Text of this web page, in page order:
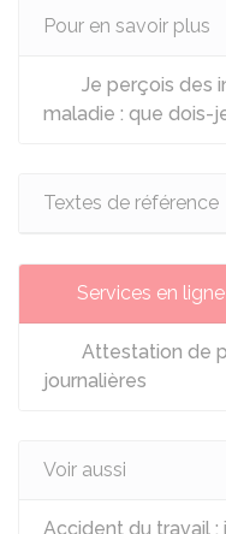
Pour en savoir plus
Je perçois des
maladie : que dois-
Textes de référence
Services en
Attestation de
journalières
Voir aussi
Accident du travail